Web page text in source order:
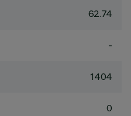
62.74
-
1404
0